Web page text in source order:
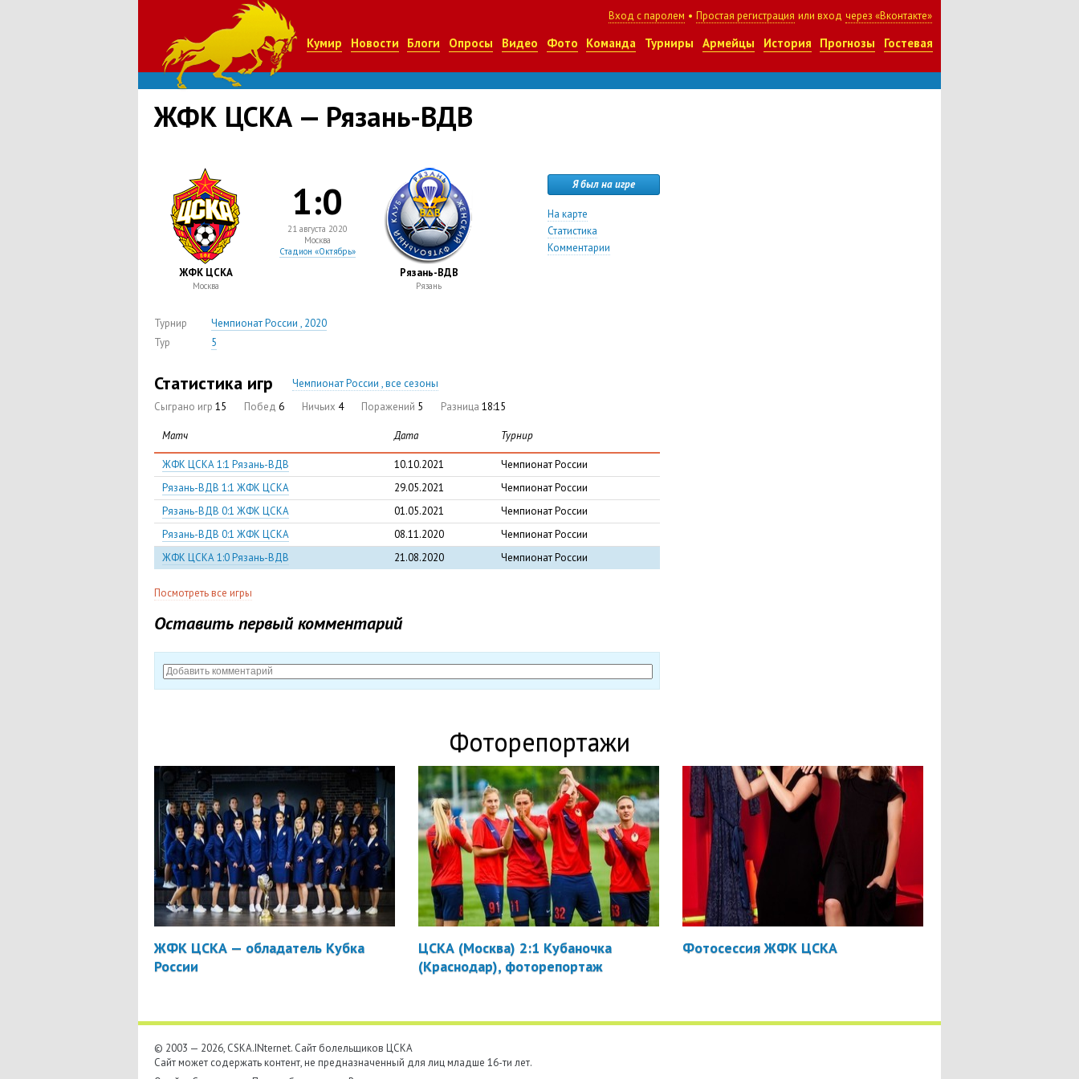
Вход с паролем • Простая регистрация или вход через «Вконтакте»
Кумир Новости Блоги Опросы Видео Фото Команда Турниры Армейцы История Прогнозы Гостевая
ЖФК ЦСКА — Рязань-ВДВ
ЖФК ЦСКА
Москва
1:0
21 августа 2020
Москва
Стадион «Октябрь»
Рязань-ВДВ
Рязань
Турнир
Чемпионат России , 2020
Тур
5
Я был на игре
На карте
Статистика
Комментарии
Статистика игр
Чемпионат России , все сезоны
Сыграно игр 15 Побед 6 Ничьих 4 Поражений 5 Разница 18:15
Матч Дата Турнир
ЖФК ЦСКА 1:1 Рязань-ВДВ 10.10.2021
Чемпионат России
Рязань-ВДВ 1:1 ЖФК ЦСКА
29.05.2021
Чемпионат России
Рязань-ВДВ 0:1 ЖФК ЦСКА
01.05.2021
Чемпионат России
Рязань-ВДВ 0:1 ЖФК ЦСКА
08.11.2020
Чемпионат России
ЖФК ЦСКА 1:0 Рязань-ВДВ
21.08.2020 Чемпионат России
Посмотреть все игры
Оставить первый комментарий
Фоторепортажи
ЖФК ЦСКА — обладатель Кубка
России
ЦСКА (Москва) 2:1 Кубаночка
(Краснодар), фоторепортаж
Фотосессия ЖФК ЦСКА
© 2003 — 2026, CSKA.INternet. Cайт болельщиков ЦСКА
Сайт может содержать контент, не предназначенный для лиц младше 16-ти лет.